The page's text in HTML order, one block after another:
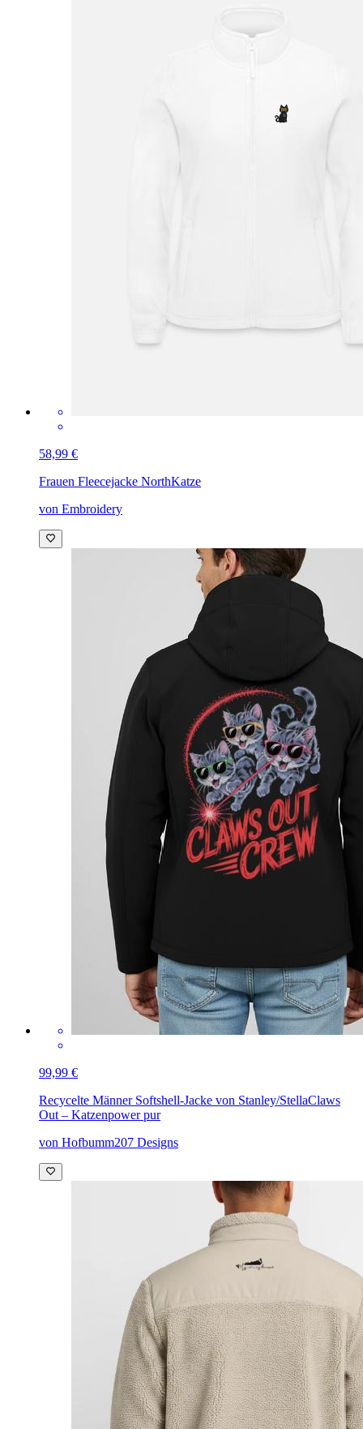
58,99 €
Frauen Fleecejacke NorthKatze
von Embroidery
99,99 €
Recycelte Männer Softshell-Jacke von Stanley/StellaClaws
Out – Katzenpower pur
von Hofbumm207 Designs